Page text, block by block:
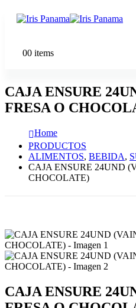
00 items
CAJA ENSURE
FRESA O
Home
PRODUCTOS
ALIMENTOS, BEBIDA,
CAJA ENSURE 24UND
CHOCOLATE)
CAJA ENSURE